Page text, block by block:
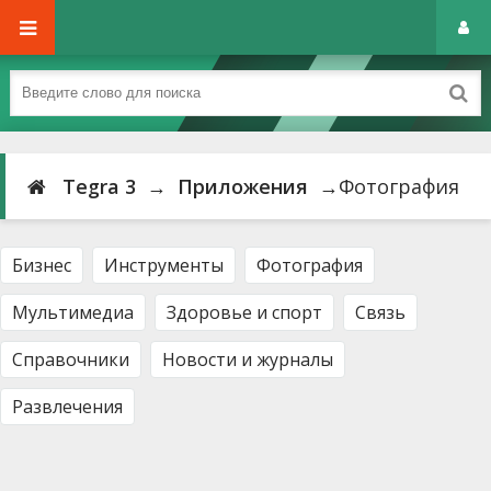
Tegra 3 → Приложения →Фотография
Бизнес Инструменты
Фотография
Мультимедиа
Здоровье и спорт
Связь
Справочники
Новости и журналы
Развлечения